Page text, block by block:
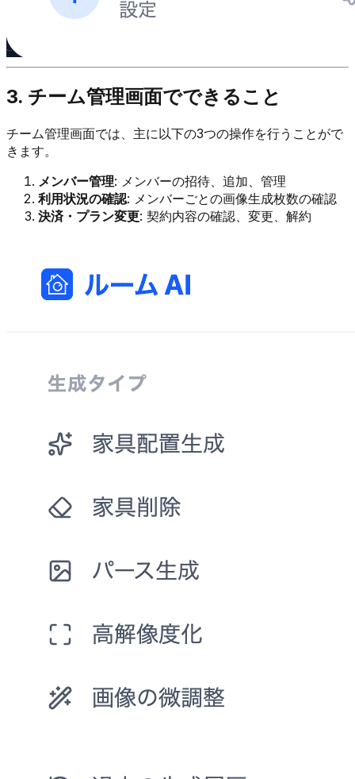
3. チーム管理画面でできること
チーム管理画面では、主に以下の3つの操作を行うことがで
きます。
メンバー管理: メンバーの招待、追加、管理
利用状況の確認: メンバーごとの画像生成枚数の確認
決済・プラン変更: 契約内容の確認、変更、解約